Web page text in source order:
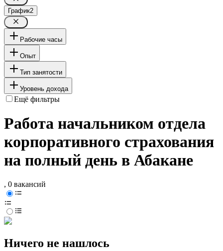
График2
Рабочие часы
Опыт
Тип занятости
Уровень дохода
Ещё фильтры
Работа начальником отдела
корпоративного страхования
на полный день в Абакане
, 0 вакансий
Ничего не нашлось